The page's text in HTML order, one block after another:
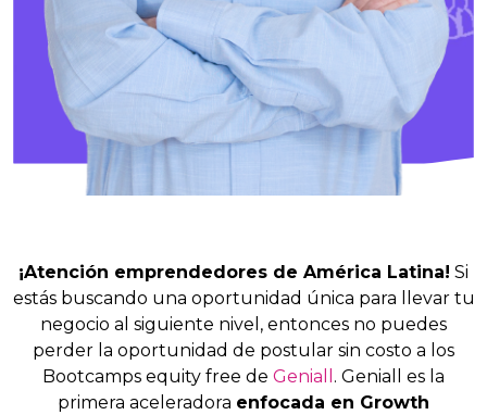
¡Atención emprendedores de América Latina! Si
estás buscando una oportunidad única para llevar tu
negocio al siguiente nivel, entonces no puedes
perder la oportunidad de postular sin costo a los
Bootcamps equity free de Geniall . Geniall es la
primera aceleradora enfocada en Growth